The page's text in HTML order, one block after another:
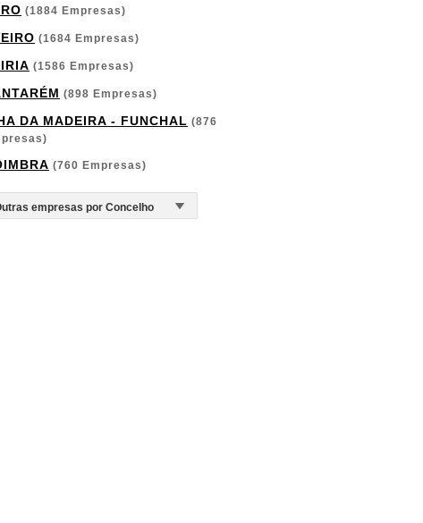
(1884 Empresas)
(1684 Empresas)
(1586 Empresas)
(898 Empresas)
DA MADEIRA - FUNCHAL (876
(760 Empresas)